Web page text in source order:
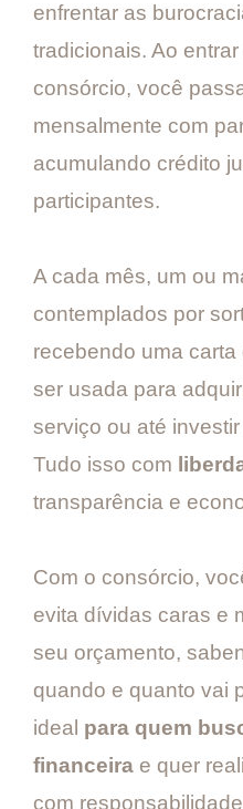
enfrentar as
tradicionais. Ao
consórcio, você
mensalmente com
acumulando crédito
participantes.
A cada mês, um ou
contemplados por
recebendo uma
ser usada para
serviço ou até
Tudo isso com
transparência e
Com o consórcio,
evita dívidas caras e
seu orçamento,
quando e quanto vai
ideal para quem
financeira e quer
com